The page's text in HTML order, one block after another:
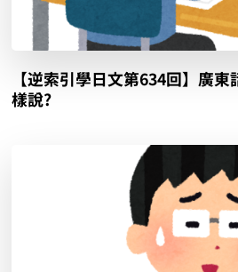
【逆索引學日文第634回】廣
樣說?